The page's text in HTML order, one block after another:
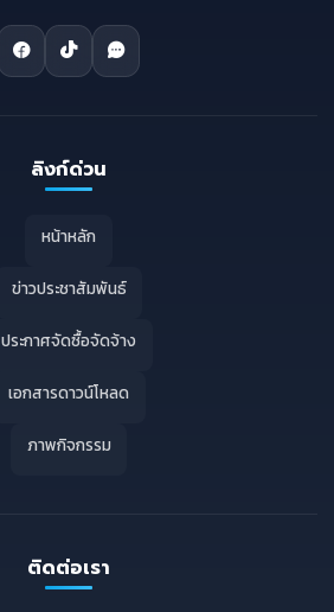
ลิงก์ด่วน
หน้าหลัก
ข่าวประชาสัมพันธ์
ประกาศจัดซื้อจัดจ้าง
เอกสารดาวน์โหลด
ภาพกิจกรรม
ติดต่อเรา